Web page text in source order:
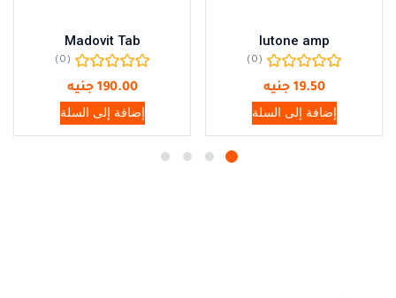
lutone amp
(0)
19.50 جنيه
إضافة إلى السلة
Madovit Tab
(0)
190.00 جنيه
إضافة إلى السلة